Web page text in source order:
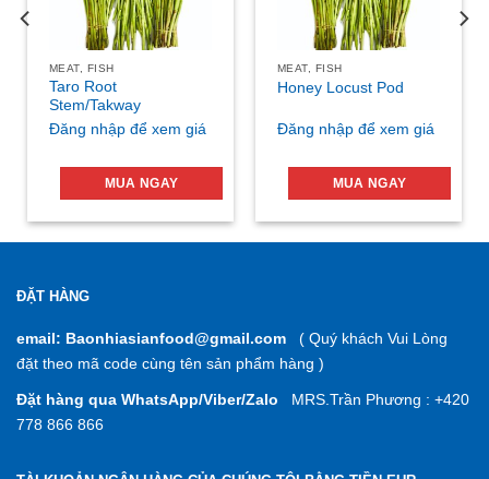
MEAT, FISH
Taro Root
Stem/Takway
Đăng nhập để xem giá
MUA NGAY
MEAT, FISH
Honey Locust Pod
Đăng nhập để xem giá
MUA NGAY
ĐẶT HÀNG
email: Baonhiasianfood@gmail.com ( Quý khách Vui Lòng
đặt theo mã code cùng tên sản phẩm hàng )
Đặt hàng qua WhatsApp/Viber/Zalo MRS.Trần Phương : +420
778 866 866